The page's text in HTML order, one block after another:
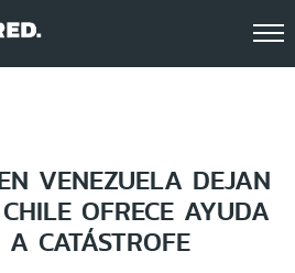
VENEZUELA DEJAN
OFRECE AYUDA
A CATÁSTROFE